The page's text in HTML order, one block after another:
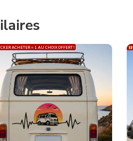
ACHETER = 1 AU CHOIX OFFERT !